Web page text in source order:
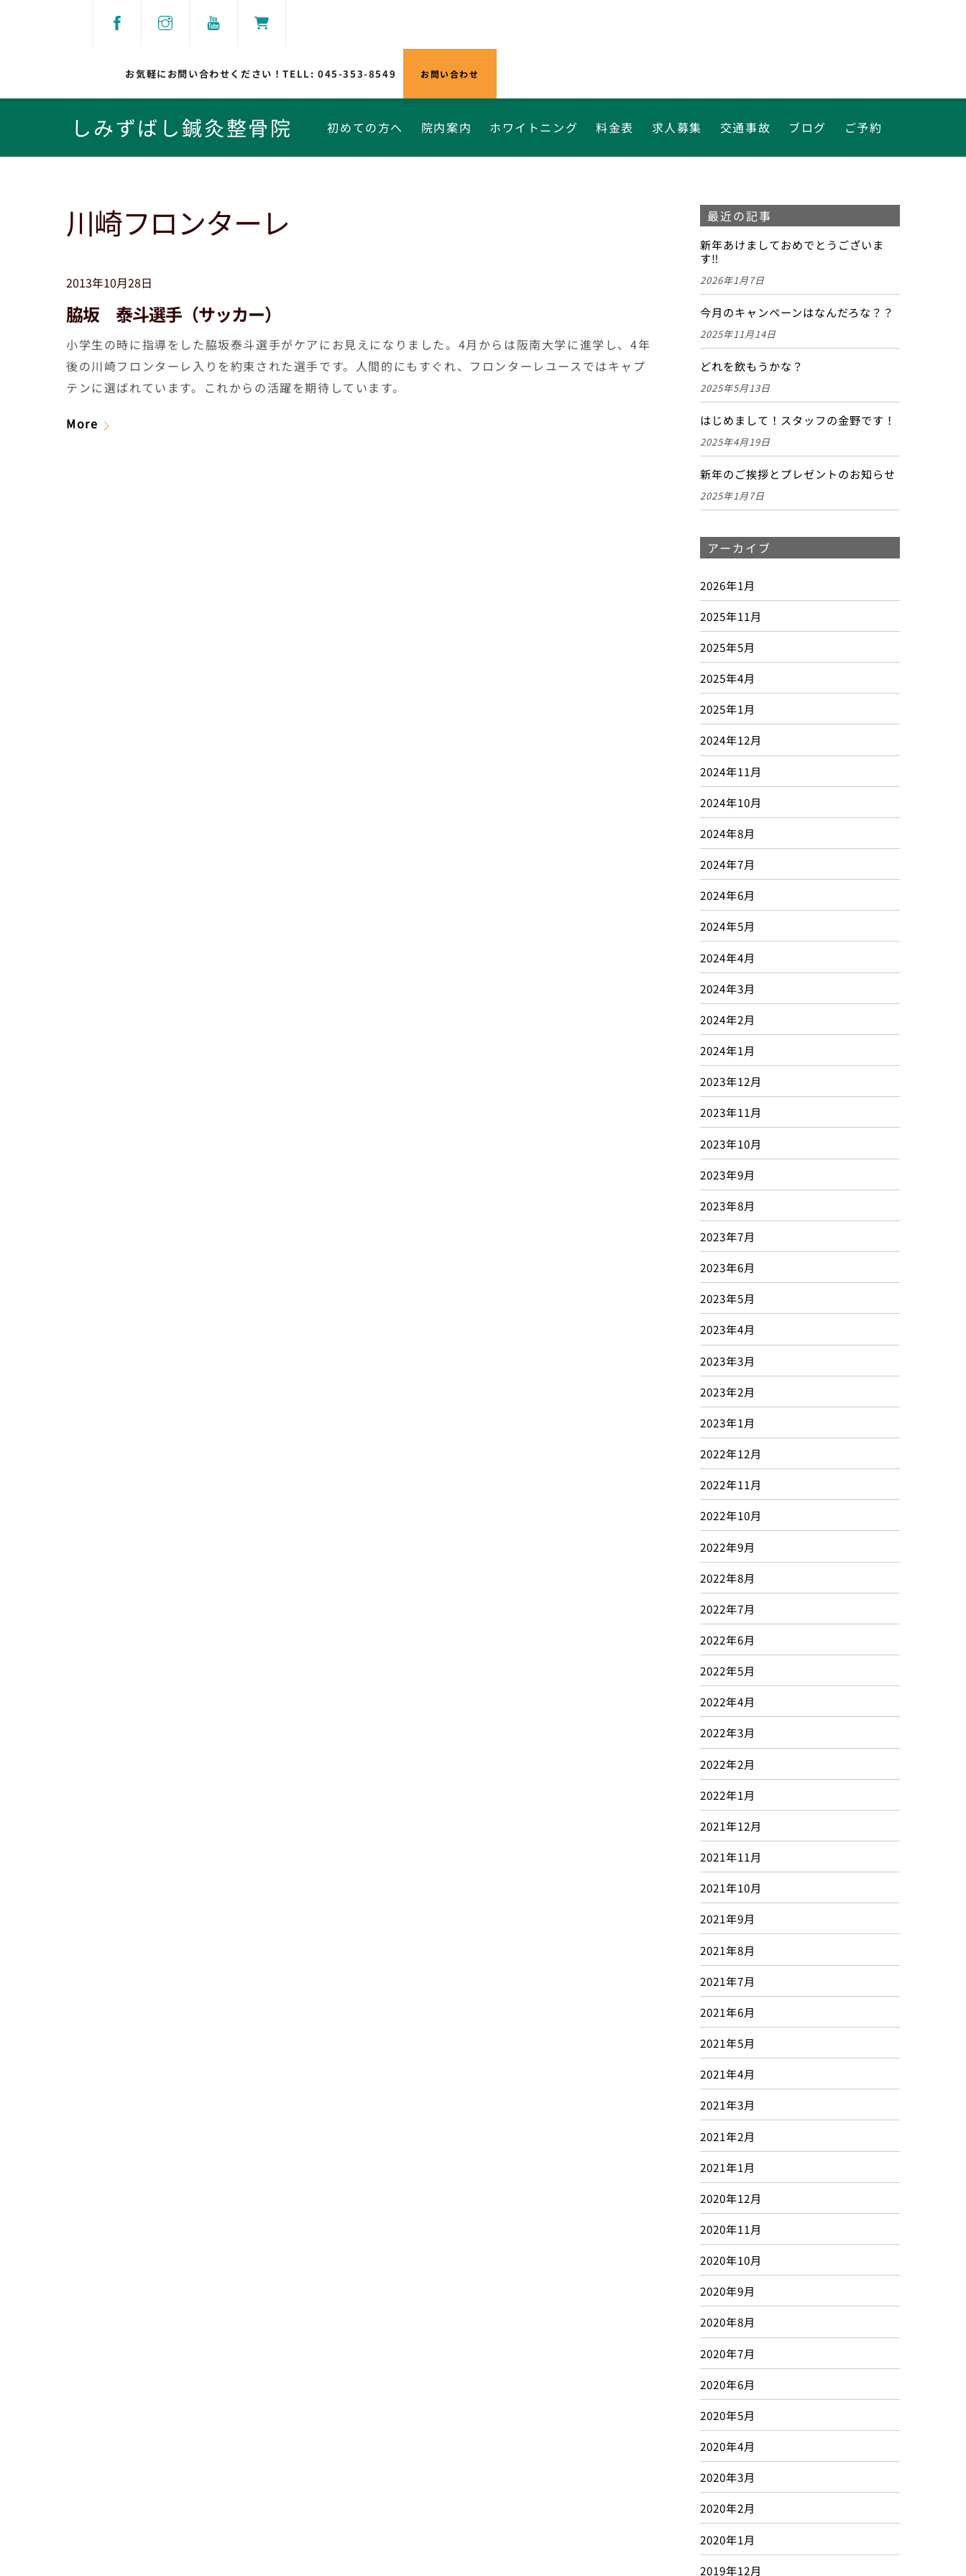
お気軽にお問い合わせください！TELL:045-353-8549 お問い合わせ
しみずばし鍼灸整骨院 初めての方へ 院内案内 ホワイトニング 料金表 求人募集 交通事故 ブログ ご予約
川崎フロンターレ
2013年10月28日
脇坂 泰斗選手（サッカー）
小学生の時に指導をした脇坂泰斗選手がケアにお見えになりました。4月からは阪南大学に進学し、4年
後の川崎フロンターレ入りを約束された選手です。人間的にもすぐれ、フロンターレユースではキャプ
テンに選ばれています。これからの活躍を期待しています。
More
最近の記事
新年あけましておめでとうございま
す‼
2026年1月7日
今月のキャンペーンはなんだろな？？
2025年11月14日
どれを飲もうかな？
2025年5月13日
はじめまして！スタッフの金野です！
2025年4月19日
新年のご挨拶とプレゼントのお知らせ
2025年1月7日
アーカイブ
2026年1月
2025年11月
2025年5月
2025年4月
2025年1月
2024年12月
2024年11月
2024年10月
2024年8月
2024年7月
2024年6月
2024年5月
2024年4月
2024年3月
2024年2月
2024年1月
2023年12月
2023年11月
2023年10月
2023年9月
2023年8月
2023年7月
2023年6月
2023年5月
2023年4月
2023年3月
2023年2月
2023年1月
2022年12月
2022年11月
2022年10月
2022年9月
2022年8月
2022年7月
2022年6月
2022年5月
2022年4月
2022年3月
2022年2月
2022年1月
2021年12月
2021年11月
2021年10月
2021年9月
2021年8月
2021年7月
2021年6月
2021年5月
2021年4月
2021年3月
2021年2月
2021年1月
2020年12月
2020年11月
2020年10月
2020年9月
2020年8月
2020年7月
2020年6月
2020年5月
2020年4月
2020年3月
2020年2月
2020年1月
2019年12月